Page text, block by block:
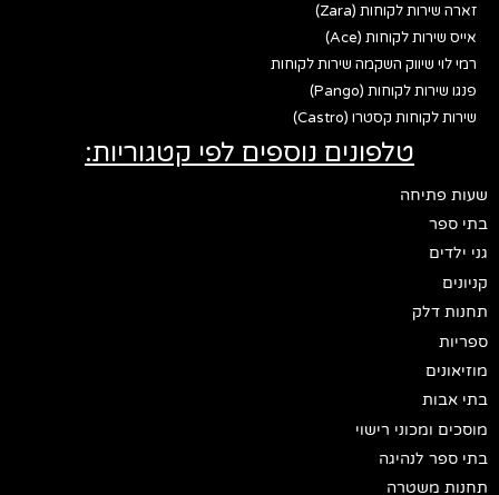
זארה שירות לקוחות (Zara)
אייס שירות לקוחות (Ace)
רמי לוי שיווק השקמה שירות לקוחות
פנגו שירות לקוחות (Pango)
שירות לקוחות קסטרו (Castro)
טלפונים נוספים לפי קטגוריות:
שעות פתיחה
בתי ספר
גני ילדים
קניונים
תחנות דלק
ספריות
מוזיאונים
בתי אבות
מוסכים ומכוני רישוי
בתי ספר לנהיגה
תחנות משטרה